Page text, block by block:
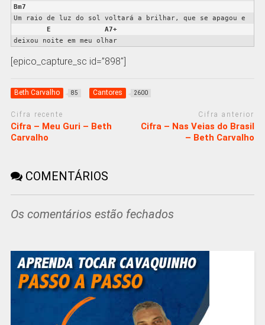
Bm7
Um raio de luz do sol voltará a brilhar, que se apagou e
E
A7+
deixou noite em meu olhar
[epico_capture_sc id=”898″]
Beth Carvalho 85 Cantores 2600
Cifra recente
Cifra – Meu Guri – Beth
Carvalho
Cifra anterior
Cifra – Nas Veias do Brasil
– Beth Carvalho
COMENTÁRIOS
Os comentários estão fechados